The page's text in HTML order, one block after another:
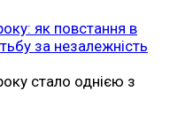
як повстання в
за незалежність
стало однією з